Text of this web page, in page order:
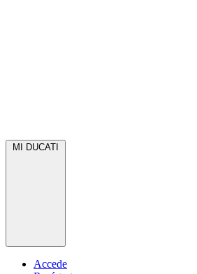
MI DUCATI
Accede